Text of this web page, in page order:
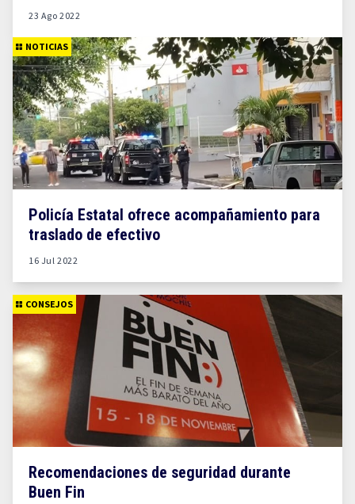
23 Ago 2022
NOTICIAS
Policía Estatal ofrece acompañamiento para
traslado de efectivo
16 Jul 2022
CONSEJOS
Recomendaciones de seguridad durante
Buen Fin